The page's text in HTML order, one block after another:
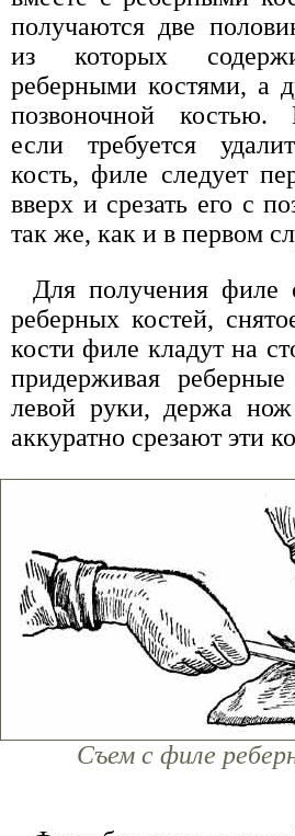
получаются две
из которых
реберными костями, а
позвоночной
если требуется
кость, филе следует
вверх и срезать его с
так же, как и в первом
Для получения филе
реберных костей,
кости филе кладут на
придерживая
левой руки, держа
аккуратно срезают эти
Съем с филе